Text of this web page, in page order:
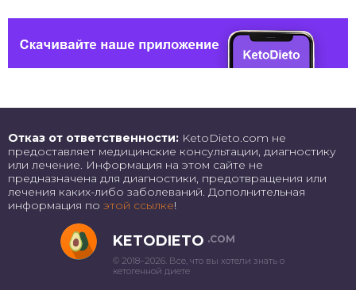
Отказ от ответственности: KetoDieto.com не
предоставляет медицинские консультации, диагностику
или лечение. Информация на этом сайте не
предназначена для диагностики, предотвращения или
лечения каких-либо заболеваний. Дополнительная
информация по этой ссылке!
KETODIETO .COM
© 2018–2026. Все, что вы хотели знать о
кетогенной диете